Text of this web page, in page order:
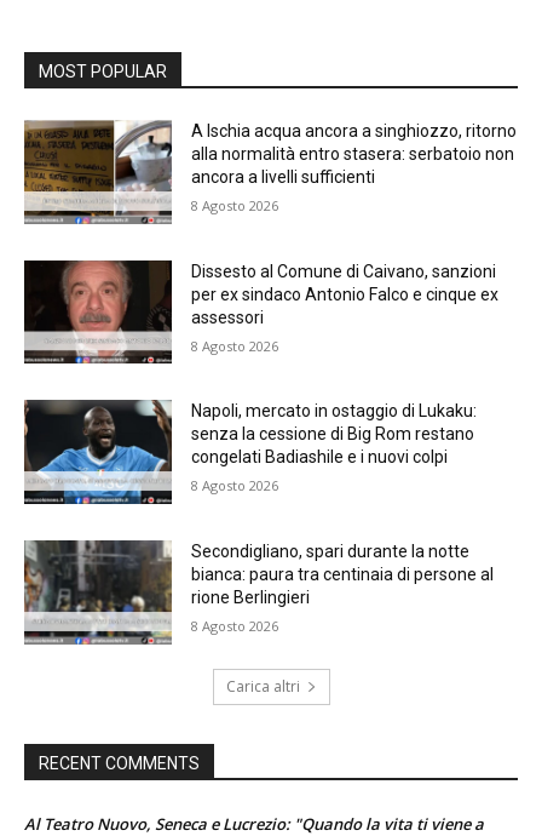
MOST POPULAR
A Ischia acqua ancora a singhiozzo, ritorno
alla normalità entro stasera: serbatoio non
ancora a livelli sufficienti
8 Agosto 2026
Dissesto al Comune di Caivano, sanzioni
per ex sindaco Antonio Falco e cinque ex
assessori
8 Agosto 2026
Napoli, mercato in ostaggio di Lukaku:
senza la cessione di Big Rom restano
congelati Badiashile e i nuovi colpi
8 Agosto 2026
Secondigliano, spari durante la notte
bianca: paura tra centinaia di persone al
rione Berlingieri
8 Agosto 2026
Carica altri
RECENT COMMENTS
Al Teatro Nuovo, Seneca e Lucrezio: "Quando la vita ti viene a